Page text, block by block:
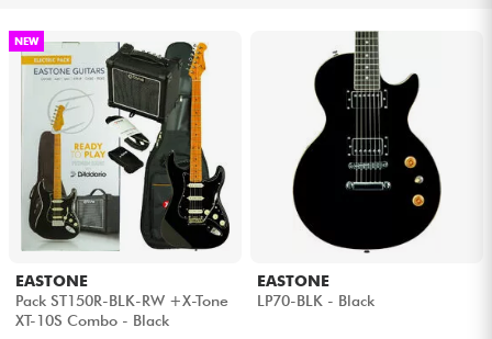
Batteries & Percu
Vents
Violons & Quatuor
Eveil Musical
Câbles & Access.
NEW
EASTONE
Pack ST150R-BLK-RW +X-Tone
XT-10S Combo - Black
EASTONE
LP70-BLK - Black